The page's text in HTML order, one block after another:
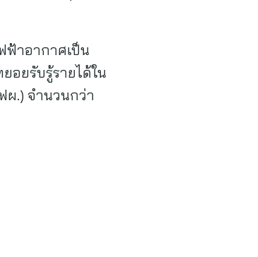
ฟ้าอากาศเป็น
อยรับรู้รายได้ใน
ผ.) จำนวนกว่า